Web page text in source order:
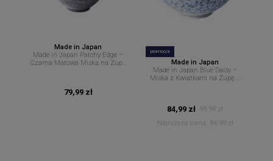
Made in Japan
Made in Japan Patchy Edge –
Czarna Matowa Miska na Zupę
79,99 zł
promocja
Made in Japan
Made in Japan Blue Daisy –
Miska z Kwiatkami na Zupę –
84,99 zł 99,99 zł
Najniższa cena:
84,99 zł